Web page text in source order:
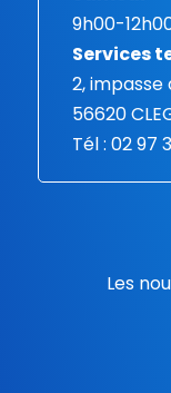
9h00-
Services
2, impasse
56620
Tél : 02 97
Les